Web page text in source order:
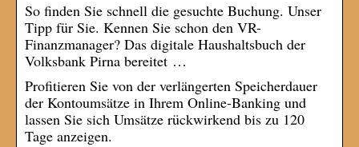
So finden Sie schnell die gesuchte Buchung. Unser
Tipp für Sie. Kennen Sie schon den VR-
Finanzmanager? Das digitale Haushaltsbuch der
Volksbank Pirna bereitet …
Profitieren Sie von der verlängerten Speicherdauer
der Kontoumsätze in Ihrem Online-Banking und
lassen Sie sich Umsätze rückwirkend bis zu 120
Tage anzeigen.